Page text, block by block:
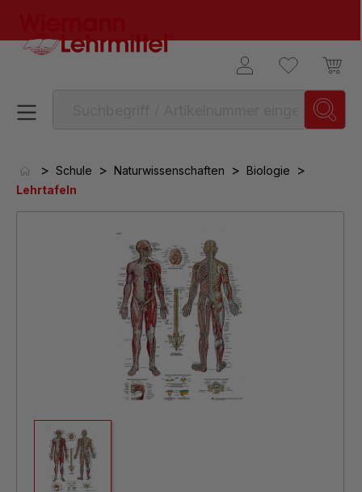
> Schule > Naturwissenschaften > Biologie >
Lehrtafeln
Bildergalerie überspringen